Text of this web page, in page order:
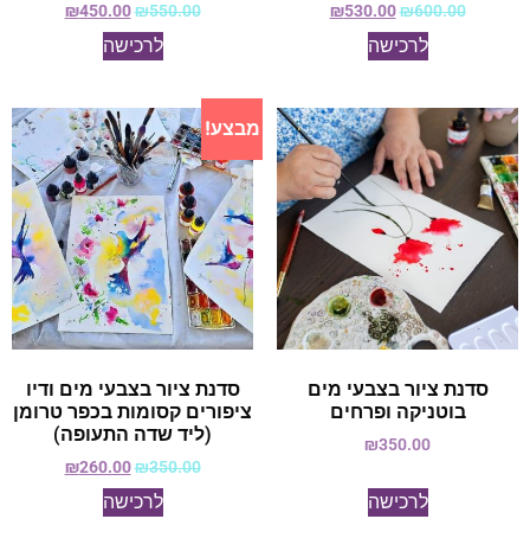
₪600.00
₪530.00
לרכישה
₪550.00
₪450.00
לרכישה
סדנת ציור בצבעי מים
בוטניקה ופרחים
₪350.00
לרכישה
מבצע!
סדנת ציור בצבעי מים ודיו
ציפורים קסומות בכפר טרומן
(ליד שדה התעופה)
₪350.00
₪260.00
לרכישה